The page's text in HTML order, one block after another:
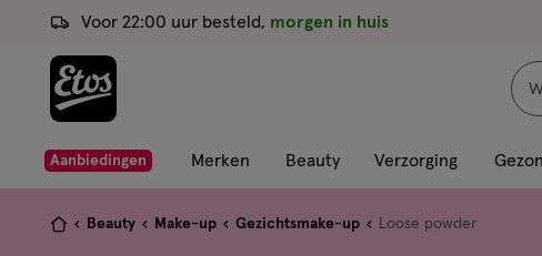
ga
de
hoofd
ga
naar
de
Voor 22:00 uur besteld, morgen in huis
met
dit
Aanbiedingen Merken Beauty Verzorging
Je
Beauty Make-up Gezichtsmake-up Loose powder